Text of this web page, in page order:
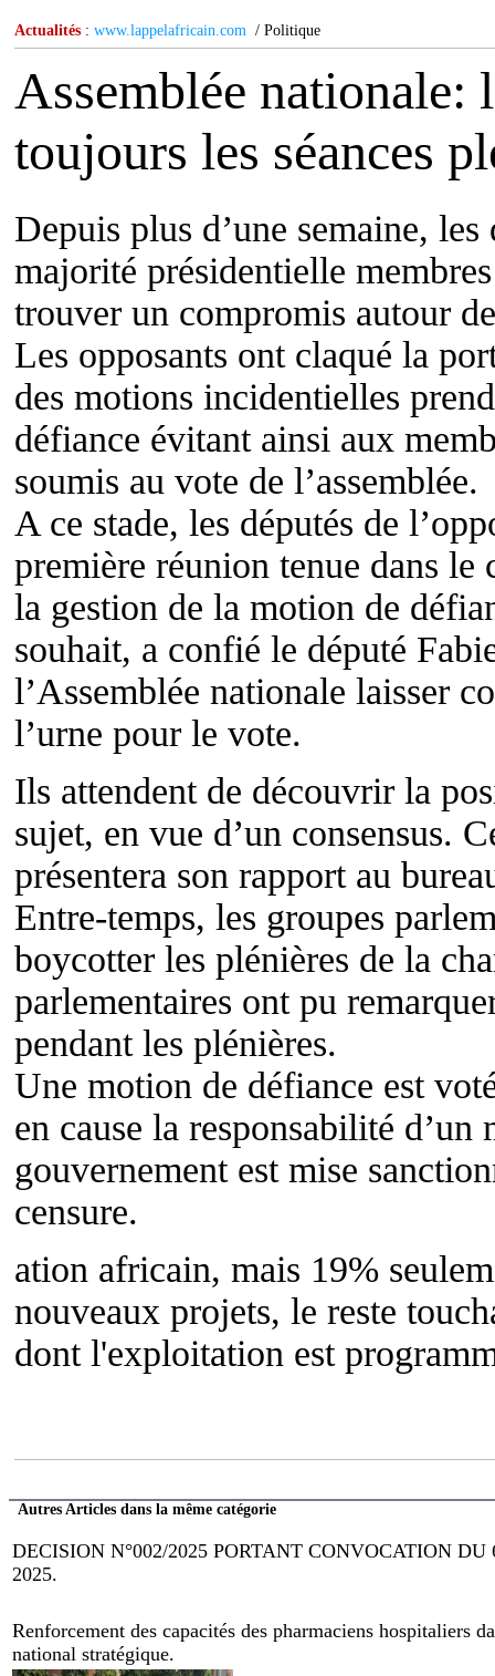
Actualités : www.lappelafricain.com / Politique
Assemblée nationale:
toujours les séances
Depuis plus d’une semaine,
majorité présidentielle
trouver un compromis autour
Les opposants ont claqué la
des motions incidentielles
défiance évitant ainsi aux
soumis au vote de l’assemblée.
A ce stade, les députés de
première réunion tenue dans le
la gestion de la motion de
souhait, a confié le député
l’Assemblée nationale laisser
l’urne pour le vote.
Ils attendent de découvrir la
sujet, en vue d’un consensus.
présentera son rapport au
Entre-temps, les groupes
boycotter les plénières de la
parlementaires ont pu
pendant les plénières.
Une motion de défiance est
en cause la responsabilité
gouvernement est mise
censure.
ation africain, mais 19%
nouveaux projets, le reste
dont l'exploitation est
Autres Articles dans la même catégorie
DECISION N°002/2025 PORTANT CONVOCATION
2025.
Renforcement des capacités des pharmaciens hospitaliers
national stratégique.